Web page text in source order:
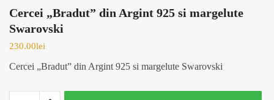
Cercei „Bradut” din Argint 925 si margelute
Swarovski
230.00lei
Cercei „Bradut” din Argint 925 si margelute Swarovski